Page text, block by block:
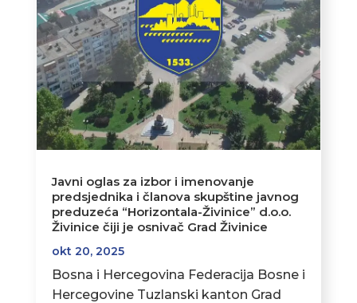
Javni oglas za izbor i imenovanje
predsjednika i članova skupštine javnog
preduzeća “Horizontala-Živinice” d.o.o.
Živinice čiji je osnivač Grad Živinice
okt 20, 2025
Bosna i Hercegovina Federacija Bosne i
Hercegovine Tuzlanski kanton Grad